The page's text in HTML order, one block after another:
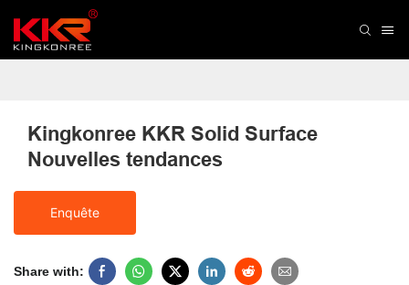
Kingkonree KKR Solid Surface
Nouvelles tendances
Enquête
Share with: